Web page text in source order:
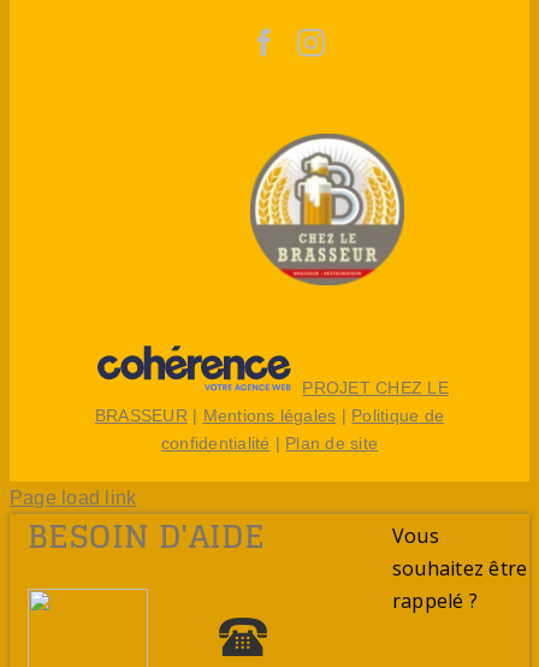
PROJET CHEZ LE
BRASSEUR | Mentions légales | Politique de
confidentialité | Plan de site
Page load link
BESOIN D'AIDE
Vous
souhaitez être
rappelé ?